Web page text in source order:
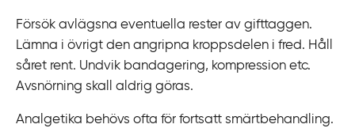
Försök avlägsna eventuella rester av gifttaggen.
Lämna i övrigt den angripna kroppsdelen i fred. Håll
såret rent. Undvik bandagering, kompression etc.
Avsnörning skall aldrig göras.
Analgetika behövs ofta för fortsatt smärtbehandling.